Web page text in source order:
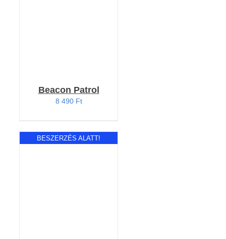
Beacon Patrol
8 490 Ft
BESZERZÉS ALATT!